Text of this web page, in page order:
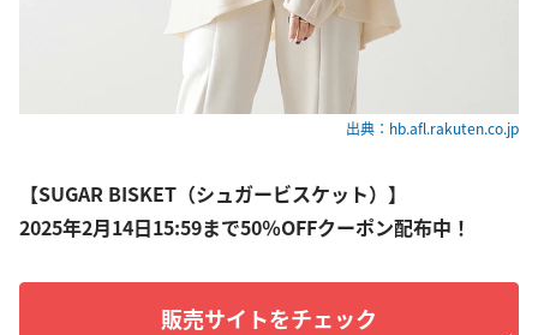
出典：hb.afl.rakuten.co.jp
【SUGAR BISKET（シュガービスケット）】
2025年2月14日15:59まで50％OFFクーポン配布中！
販売サイトをチェック